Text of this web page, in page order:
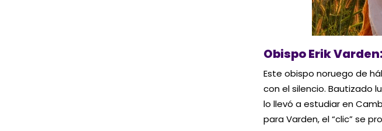
Obispo Erik
Este obispo noruego de
con el silencio. Bautizado
lo llevó a estudiar en
para Varden, el “clic” se